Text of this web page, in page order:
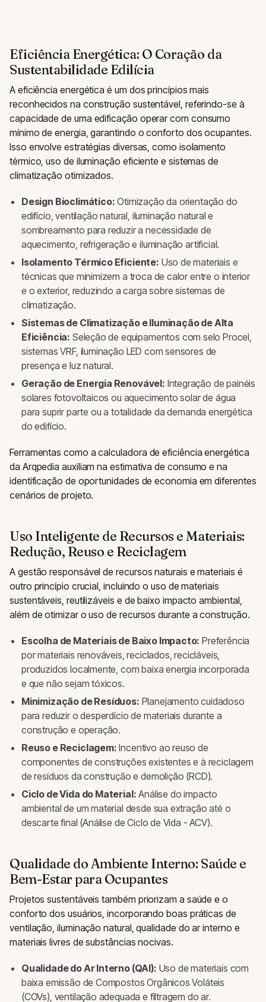
Eficiência Energética: O Coração da
Sustentabilidade Edilícia
A eficiência energética é um dos princípios mais
reconhecidos na construção sustentável, referindo-se à
capacidade de uma edificação operar com consumo
mínimo de energia, garantindo o conforto dos ocupantes.
Isso envolve estratégias diversas, como isolamento
térmico, uso de iluminação eficiente e sistemas de
climatização otimizados.
Design Bioclimático: Otimização da orientação do
edifício, ventilação natural, iluminação natural e
sombreamento para reduzir a necessidade de
aquecimento, refrigeração e iluminação artificial.
Isolamento Térmico Eficiente: Uso de materiais e
técnicas que minimizem a troca de calor entre o interior
e o exterior, reduzindo a carga sobre sistemas de
climatização.
Sistemas de Climatização e Iluminação de Alta
Eficiência: Seleção de equipamentos com selo Procel,
sistemas VRF, iluminação LED com sensores de
presença e luz natural.
Geração de Energia Renovável: Integração de painéis
solares fotovoltaicos ou aquecimento solar de água
para suprir parte ou a totalidade da demanda energética
do edifício.
Ferramentas como a calculadora de eficiência energética
da Arqpedia auxiliam na estimativa de consumo e na
identificação de oportunidades de economia em diferentes
cenários de projeto.
Uso Inteligente de Recursos e Materiais:
Redução, Reuso e Reciclagem
A gestão responsável de recursos naturais e materiais é
outro princípio crucial, incluindo o uso de materiais
sustentáveis, reutilizáveis e de baixo impacto ambiental,
além de otimizar o uso de recursos durante a construção.
Escolha de Materiais de Baixo Impacto: Preferência
por materiais renováveis, reciclados, recicláveis,
produzidos localmente, com baixa energia incorporada
e que não sejam tóxicos.
Minimização de Resíduos: Planejamento cuidadoso
para reduzir o desperdício de materiais durante a
construção e operação.
Reuso e Reciclagem: Incentivo ao reuso de
componentes de construções existentes e à reciclagem
de resíduos da construção e demolição (RCD).
Ciclo de Vida do Material: Análise do impacto
ambiental de um material desde sua extração até o
descarte final (Análise de Ciclo de Vida - ACV).
Qualidade do Ambiente Interno: Saúde e
Bem-Estar para Ocupantes
Projetos sustentáveis também priorizam a saúde e o
conforto dos usuários, incorporando boas práticas de
ventilação, iluminação natural, qualidade do ar interno e
materiais livres de substâncias nocivas.
Qualidade do Ar Interno (QAI): Uso de materiais com
baixa emissão de Compostos Orgânicos Voláteis
(COVs), ventilação adequada e filtragem do ar.